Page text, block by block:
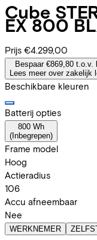
Cube
EX 800
Prijs €4.299,00
Bespaar €869,80 t.o.v.
Lees meer over zakelijk
Beschikbare kleuren
Batterij opties
800 Wh
( Inbegrepen)
Frame model
Hoog
Actieradius
106
Accu afneembaar
Nee
WERKNEMER